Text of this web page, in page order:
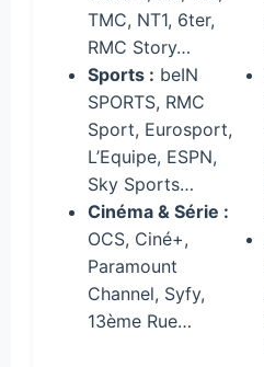
TMC, NT1, 6ter,
RMC Story…
Sports : beIN
SPORTS, RMC
Sport, Eurosport,
L’Equipe, ESPN,
Sky Sports…
Cinéma & Série :
OCS, Ciné+,
Paramount
Channel, Syfy,
13ème Rue…